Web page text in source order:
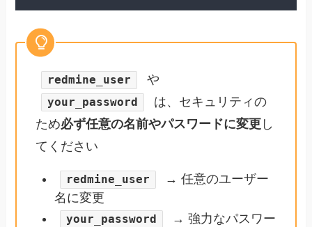
redmine_user や
your_password
は、セキュリティの
ため必ず任意の名前やパスワードに変更 し
てください
redmine_user
→ 任意のユーザー
名に変更
your_password
→ 強力なパスワー